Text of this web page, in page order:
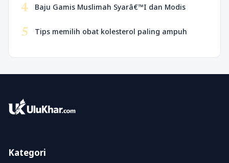
4 Baju Gamis Muslimah Syarâ€™I dan Modis
5 Tips memilih obat kolesterol paling ampuh
Kategori